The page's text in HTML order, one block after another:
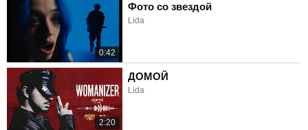
0:42
Фото со звездой
Lida
2:20
ДОМОЙ
Lida